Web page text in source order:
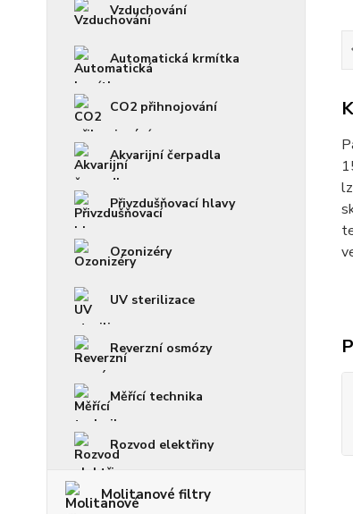
Vzduchování
Automatická krmítka
CO2 přihnojování
Akvarijní čerpadla
Přivzdušňovací hlavy
Ozonizéry
UV sterilizace
Reverzní osmózy
Měřící technika
Rozvod elektřiny
Molitanové filtry